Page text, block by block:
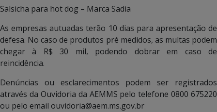
Salsicha para hot dog – Marca Sadia
As empresas autuadas terão 10 dias para apresentação de
defesa. No caso de produtos pré medidos, as multas podem
chegar à R$ 30 mil, podendo dobrar em caso de
reincidência.
Denúncias ou esclarecimentos podem ser registrados
através da Ouvidoria da AEMMS pelo telefone 0800 675220
ou pelo email ouvidoria@aem.ms.gov.br